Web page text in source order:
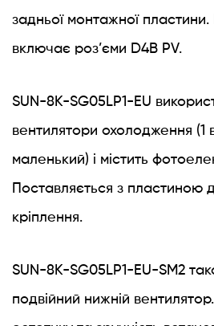
задньої монтажної
включає роз’єми D4B PV.
SUN-8K-SG05LP1-EU
вентилятори охолодження (1
маленький) і містить
Поставляється з пластиною
кріплення.
SUN-8K-SG05LP1-EU-SM2
подвійний нижній